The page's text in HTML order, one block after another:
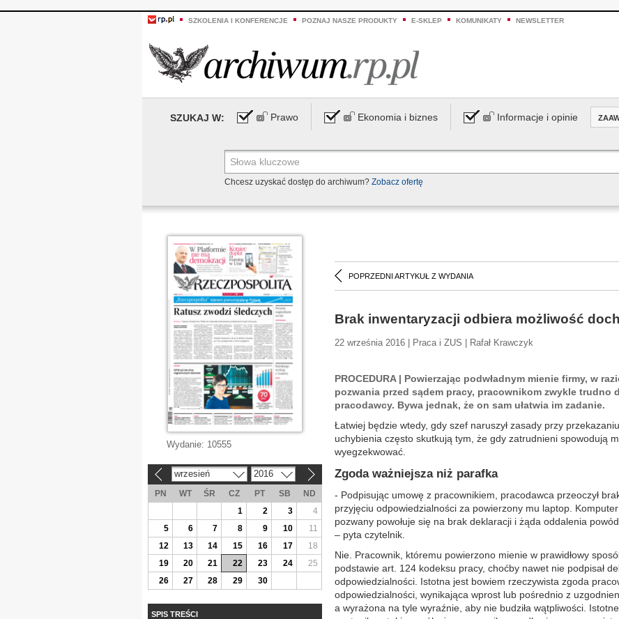
SZKOLENIA I KONFERENCJE POZNAJ NASZE PRODUKTY E-SKLEP KOMUNIKATY NEWSLETTER
SZUKAJ W: Prawo Ekonomia i biznes Informacje i opinie
Chcesz uzyskać dostęp do archiwum? Zobacz ofertę
POPRZEDNI ARTYKUŁ Z WYDANIA
Brak inwentaryzacji odbiera możliwość
22 września 2016 | Praca i ZUS | Rafał Krawczyk
PROCEDURA | Powierzając podwładnym mienie firmy, w
pozwania przed sądem pracy, pracownikom zwykle trudno
pracodawcy. Bywa jednak, że on sam ułatwia im zadanie.
Łatwiej będzie wtedy, gdy szef naruszył zasady przy
uchybienia często skutkują tym, że gdy zatrudnieni spowodują
wyegzekwować.
Zgoda ważniejsza niż parafka
- Podpisując umowę z pracownikiem, pracodawca przeoczył
przyjęciu odpowiedzialności za powierzony mu laptop.
pozwany powołuje się na brak deklaracji i żąda oddalenia
– pyta czytelnik.
Nie. Pracownik, któremu powierzono mienie w prawidłowy
podstawie art. 124 kodeksu pracy, choćby nawet nie podpisał
odpowiedzialności. Istotna jest bowiem rzeczywista zgoda
odpowiedzialności, wynikająca wprost lub pośrednio z
a wyrażona na tyle wyraźnie, aby nie budziła wątpliwości.
Wydanie: 10555
wrzesień 2016
PN WT ŚR CZ PT SB
ND
1
2 3
4
5
6 7 8 9 10
11
12
13 14 15 16 17
18
19
20 21 22 23 24
25
26
27 28 29 30
SPIS TREŚCI